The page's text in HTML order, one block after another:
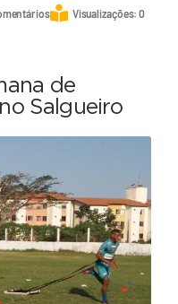
Visualizações: 0
de
Salgueiro